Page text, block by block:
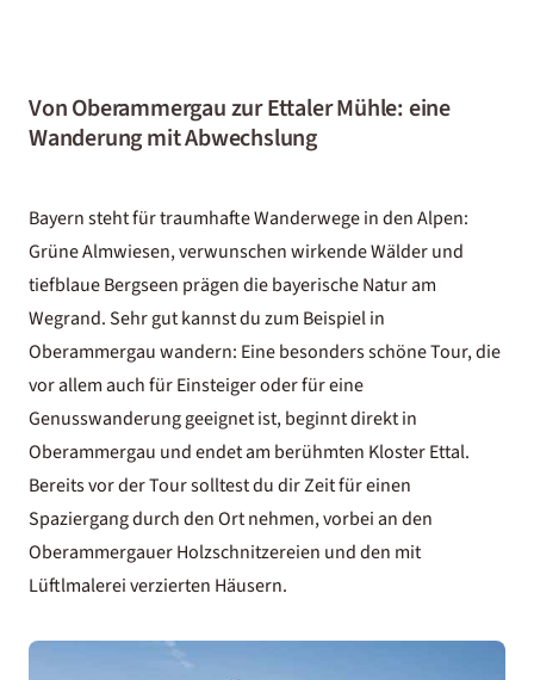
Von Oberammergau zur Ettaler Mühle: eine
Wanderung mit Abwechslung
Bayern steht für traumhafte Wanderwege in den Alpen:
Grüne Almwiesen, verwunschen wirkende Wälder und
tiefblaue Bergseen prägen die bayerische Natur am
Wegrand. Sehr gut kannst du zum Beispiel in
Oberammergau wandern: Eine besonders schöne Tour, die
vor allem auch für Einsteiger oder für eine
Genusswanderunggeeignet ist, beginnt direkt in
Oberammergau und endet am berühmten Kloster Ettal.
Bereits vor der Tour solltest du dir Zeit für einen
Spaziergang durch den Ort nehmen, vorbei an den
Oberammergauer Holzschnitzereien und den mit
Lüftlmalerei verzierten Häusern.